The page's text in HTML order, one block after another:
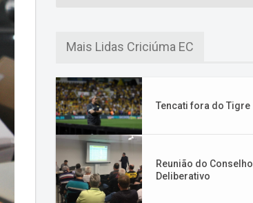
Mais Lidas Criciúma EC
Tencati fora do Tigre
Reunião do Conselho
Deliberativo